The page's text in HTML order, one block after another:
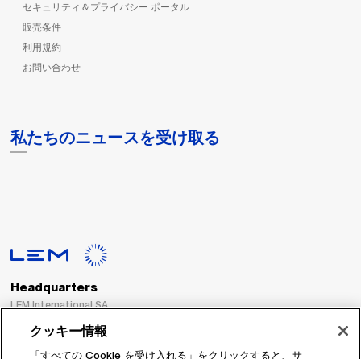
セキュリティ＆プライバシー ポータル
販売条件
利用規約
お問い合わせ
私たちのニュースを受け取る
Headquarters
LEM International SA
1217 Meyrin
Switzerland
クッキー情報
「すべての Cookie を受け入れる」をクリックすると、サ